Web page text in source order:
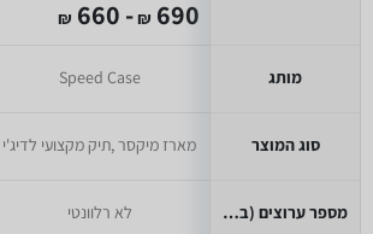
מותג
סוג המוצר
מספר ערוצים (במיקסר)
690
₪
- 660
₪
Speed Case
מארז מיקסר ,תיק מקצועי לדיג'י
לא רלוונטי